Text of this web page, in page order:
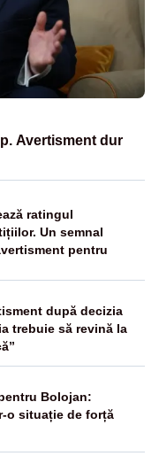
Avertisment dur
ratingul
Un semnal
pentru
după decizia
trebuie să revină la
Bolojan:
o situație de forță